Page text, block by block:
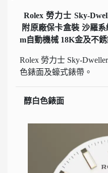
Rolex 勞力士 Sky-
附原廠保卡盒裝 沙羅
m自動機械 18K金及不
Rolex 勞力士 Sky-
色錶面及蠔式錶帶。
醇白色錶面